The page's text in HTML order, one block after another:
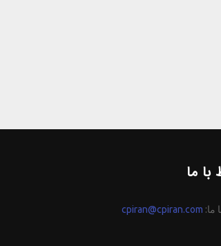
با ما
ما: cpiran@cpiran.com